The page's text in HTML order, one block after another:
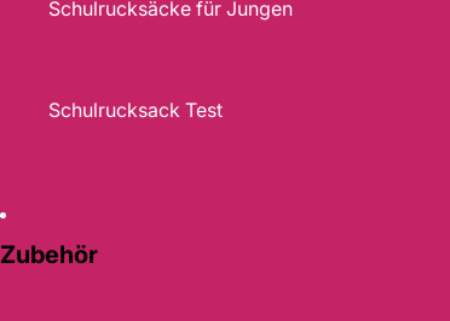
Schulrucksäcke für Jungen
Schulrucksack Test
Zubehör